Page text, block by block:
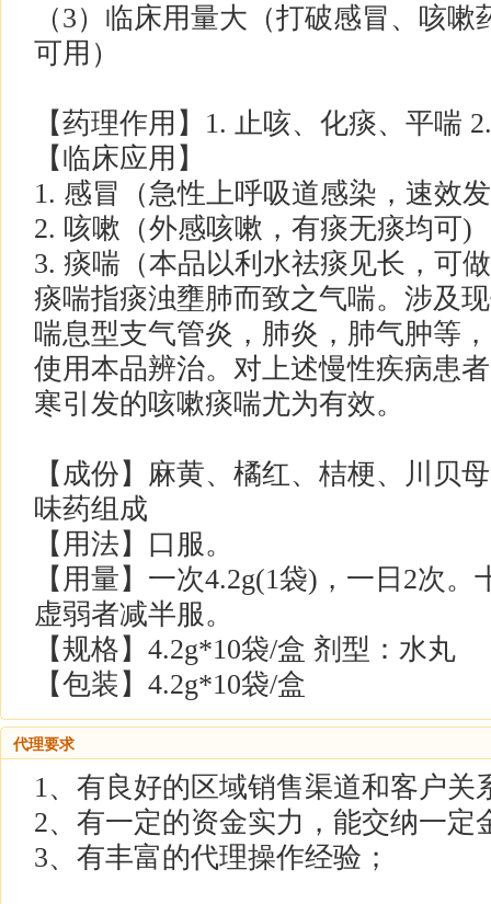
（3）临床用量大（打破感冒、咳
可用）
【药理作用】1. 止咳、化痰、平喘
【临床应用】
1. 感冒（急性上呼吸道感染，速效
2. 咳嗽（外感咳嗽，有痰无痰均可)
3. 痰喘（本品以利水祛痰见长，可
痰喘指痰浊壅肺而致之气喘。涉及
喘息型支气管炎，肺炎，肺气肿等
使用本品辨治。对上述慢性疾病患
寒引发的咳嗽痰喘尤为有效。
【成份】麻黄、橘红、桔梗、川贝
味药组成
【用法】口服。
【用量】一次4.2g(1袋)，一日2次
虚弱者减半服。
【规格】4.2g*10袋/盒 剂型：水丸
【包装】4.2g*10袋/盒
代理要求
1、有良好的区域销售渠道和客户关
2、有一定的资金实力，能交纳一定
3、有丰富的代理操作经验；